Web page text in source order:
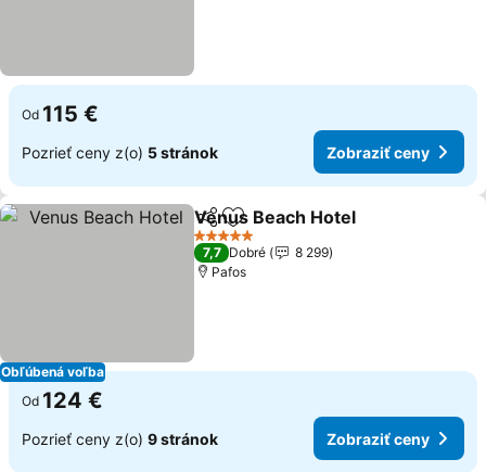
Od 115 €
Pozrieť ceny z(o) 5 stránok Zobraziť ceny
Obľúbená voľba
ZdieľaťPridať do obľúbených
Venus Beach Hotel
5 Počet hviezdičiek
7,7 Dobré
8 299
Pafos
Od 124 €
Pozrieť ceny z(o) 9 stránok Zobraziť ceny